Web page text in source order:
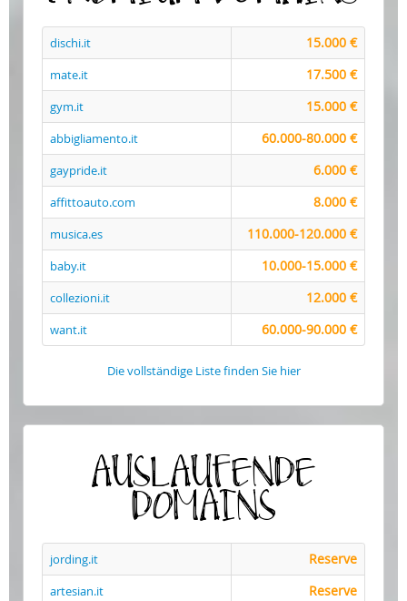
dischi.it 15.000 €
mate.it 17.500 €
gym.it 15.000 €
abbigliamento.it 60.000-80.000 €
gaypride.it 6.000 €
affittoauto.com 8.000 €
musica.es 110.000-120.000 €
baby.it 10.000-15.000 €
collezioni.it 12.000 €
want.it 60.000-90.000 €
Die vollständige Liste finden Sie hier
AUSLAUFENDE
DOMAINS
jording.it Reserve
artesian.it Reserve